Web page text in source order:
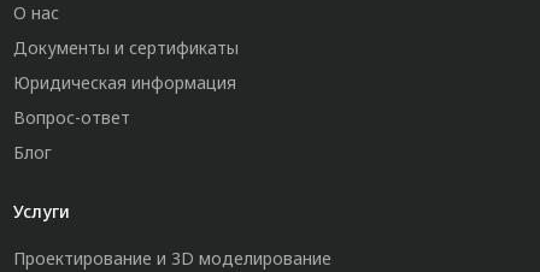
О нас
Документы и сертификаты
Юридическая информация
Вопрос-ответ
Блог
Услуги
Проектирование и 3D моделирование